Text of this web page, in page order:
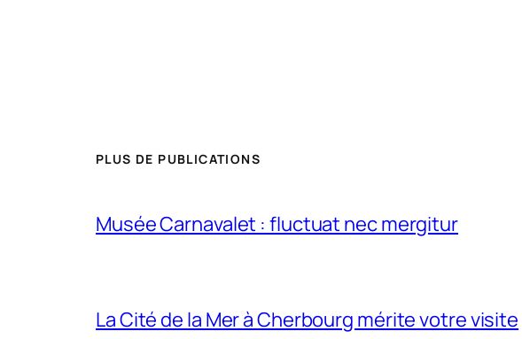
PLUS DE PUBLICATIONS
Musée Carnavalet : fluctuat nec mergitur
La Cité de la Mer à Cherbourg mérite votre visite